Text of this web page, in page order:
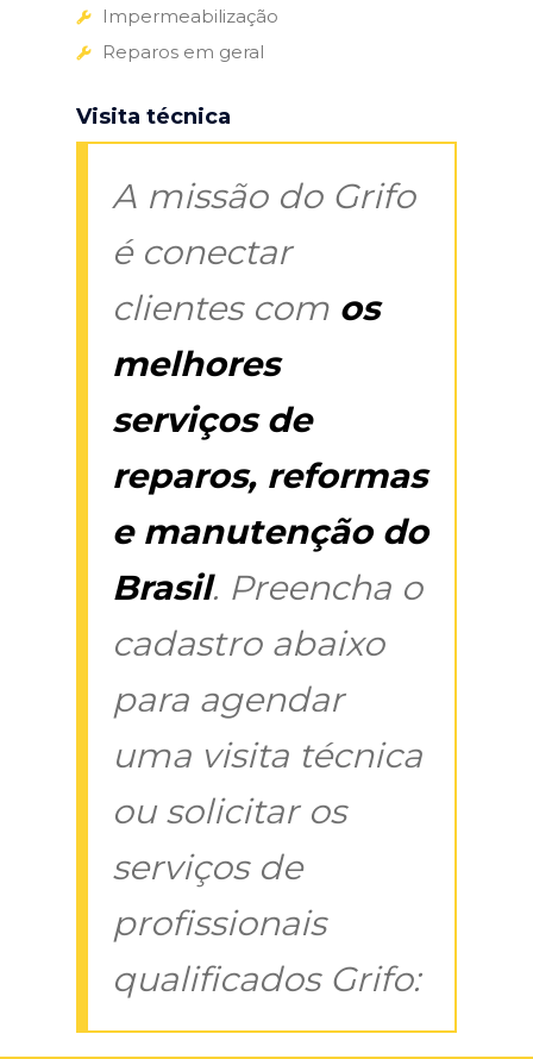
Impermeabilização
Reparos em geral
Visita técnica
A missão do Grifo
é conectar
clientes com os
melhores
serviços de
reparos, reformas
e manutenção do
Brasil. Preencha o
cadastro abaixo
para agendar
uma visita técnica
ou solicitar os
serviços de
profissionais
qualificados Grifo: